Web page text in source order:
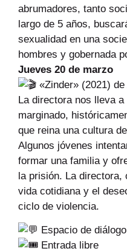
abrumadores, tanto
largo de 5 años,
sexualidad en una
hombres y gobernada
Jueves 20 de marzo
«Zinder» (2021)
La directora nos lleva
marginado,
que reina una cultura
Algunos jóvenes
formar una familia y
la prisión. La directora,
vida cotidiana y el
ciclo de violencia.
Espacio de
Entrada libre